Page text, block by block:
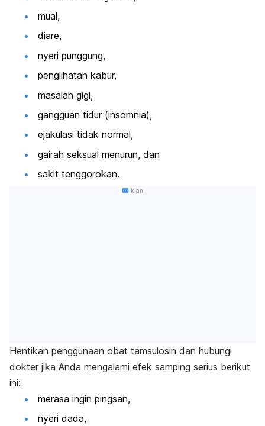
mual,
diare,
nyeri punggung,
penglihatan kabur,
masalah gigi,
gangguan tidur (insomnia),
ejakulasi tidak normal,
gairah seksual menurun, dan
sakit tenggorokan.
Iklan
Hentikan penggunaan obat tamsulosin dan hubungi
dokter jika Anda mengalami efek samping serius berikut
ini:
merasa ingin pingsan,
nyeri dada,